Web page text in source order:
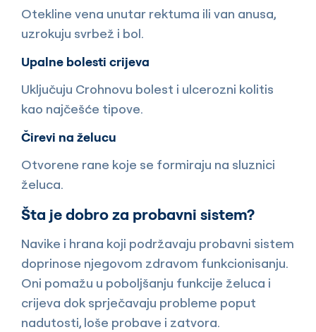
Otekline vena unutar rektuma ili van anusa,
uzrokuju svrbež i bol.
Upalne bolesti crijeva
Uključuju Crohnovu bolest i ulcerozni kolitis
kao najčešće tipove.
Čirevi na želucu
Otvorene rane koje se formiraju na sluznici
želuca.
Šta je dobro za probavni sistem?
Navike i hrana koji podržavaju probavni sistem
doprinose njegovom zdravom funkcionisanju.
Oni pomažu u poboljšanju funkcije želuca i
crijeva dok sprječavaju probleme poput
nadutosti, loše probave i zatvora.